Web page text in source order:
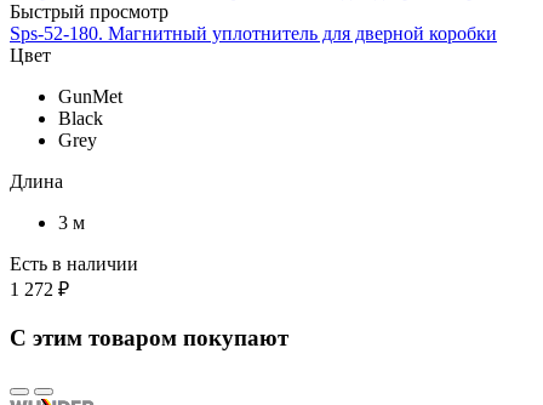
Быстрый просмотр
Sps-52-180. Магнитный уплотнитель для дверной коробки
Цвет
GunMet
Black
Grey
Длина
3 м
Есть в наличии
1 272 ₽
С этим товаром покупают